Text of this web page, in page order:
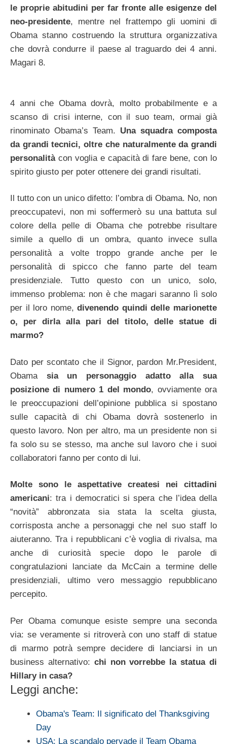
le proprie abitudini per far fronte alle esigenze del
neo-presidente, mentre nel frattempo gli uomini di
Obama stanno costruendo la struttura organizzativa
che dovrà condurre il paese al traguardo dei 4 anni.
Magari 8.
4 anni che Obama dovrà, molto probabilmente e a
scanso di crisi interne, con il suo team, ormai già
rinominato Obama’s Team. Una squadra composta
da grandi tecnici, oltre che naturalmente da grandi
personalitàcon voglia e capacità di fare bene, con lo
spirito giusto per poter ottenere dei grandi risultati.
Il tutto con un unico difetto: l’ombra di Obama. No, non
preoccupatevi, non mi soffermerò su una battuta sul
colore della pelle di Obama che potrebbe risultare
simile a quello di un ombra, quanto invece sulla
personalità a volte troppo grande anche per le
personalità di spicco che fanno parte del team
presidenziale. Tutto questo con un unico, solo,
immenso problema: non è che magari saranno lì solo
per il loro nome,divenendo quindi delle marionette
o, per dirla alla pari del titolo, delle statue di
marmo?
Dato per scontato che il Signor, pardon Mr.President,
Obama sia un personaggio adatto alla sua
posizione di numero 1 del mondo, ovviamente ora
le preoccupazioni dell’opinione pubblica si spostano
sulle capacità di chi Obama dovrà sostenerlo in
questo lavoro. Non per altro, ma un presidente non si
fa solo su se stesso, ma anche sul lavoro che i suoi
collaboratori fanno per conto di lui.
Molte sono le aspettative createsi nei cittadini
americani: tra i democratici si spera che l’idea della
“novità” abbronzata sia stata la scelta giusta,
corrisposta anche a personaggi che nel suo staff lo
aiuteranno. Tra i repubblicani c’è voglia di rivalsa, ma
anche di curiosità specie dopo le parole di
congratulazioni lanciate da McCain a termine delle
presidenziali, ultimo vero messaggio repubblicano
percepito.
Per Obama comunque esiste sempre una seconda
via: se veramente si ritroverà con uno staff di statue
di marmo potrà sempre decidere di lanciarsi in un
business alternativo: chi non vorrebbe la statua di
Hillary in casa?
Leggi anche:
Obama's Team: Il significato del Thanksgiving
Day
USA: La scandalo pervade il Team Obama